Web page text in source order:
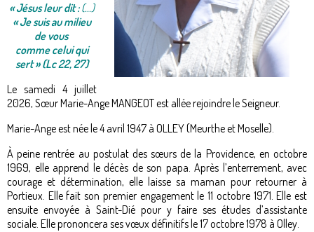
«Jésus leur dit :(...)
« Je suis au milieu
de vous
comme celui qui
sert» (Lc 22, 27)
Le samedi 4 juillet
2026, Sœur Marie-Ange MANGEOT est allée rejoindre le Seigneur.
Marie-Ange est née le 4 avril 1947 à OLLEY (Meurthe et Moselle).
À peine rentrée au postulat des sœurs de la Providence, en octobre
1969, elle apprend le décès de son papa. Après l’enterrement, avec
courage et détermination, elle laisse sa maman pour retourner à
Portieux. Elle fait son premier engagement le 11 octobre 1971. Elle est
ensuite envoyée à Saint-Dié pour y faire ses études d’assistante
sociale. Elle prononcera ses vœux définitifs le 17 octobre 1978 à Olley.